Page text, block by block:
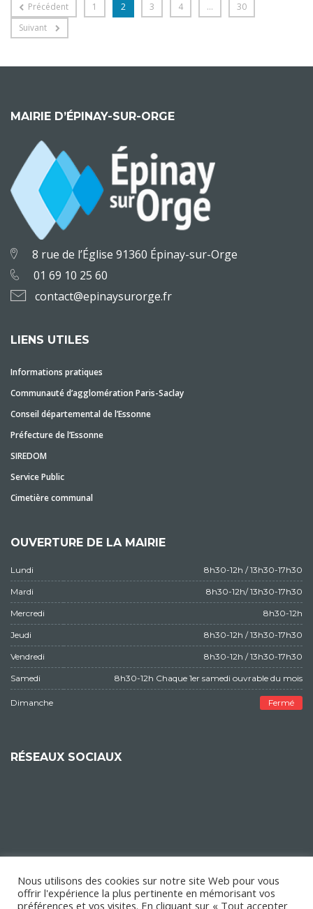
Précédent 1 2 3 4 …
30
Suivant
MAIRIE D’ÉPINAY-SUR-ORGE
8 rue de l’Église 91360 Épinay-sur-Orge
01 69 10 25 60
contact@epinaysurorge.fr
LIENS UTILES
Informations pratiques
Communauté d’agglomération Paris-Saclay
Conseil départemental de l’Essonne
Préfecture de l’Essonne
SIREDOM
Service Public
Cimetière communal
OUVERTURE DE LA MAIRIE
Lundi 8h30-12h / 13h30-17h30
Mardi 8h30-12h/ 13h30-17h30
Mercredi 8h30-12h
Jeudi 8h30-12h / 13h30-17h30
Vendredi 8h30-12h / 13h30-17h30
Samedi 8h30-12h Chaque 1er samedi ouvrable du mois
Dimanche Fermé
RÉSEAUX SOCIAUX
Nous utilisons des cookies sur notre site Web pour vous
offrir l'expérience la plus pertinente en mémorisant vos
préférences et vos visites. En cliquant sur « Tout accepter